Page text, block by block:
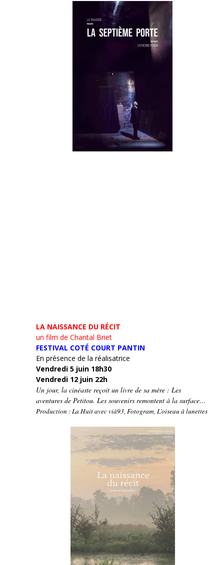
LA NAISSANCE DU RÉCIT
un film de Chantal Briet
FESTIVAL COTÉ COURT PANTIN
En présence de la réalisatrice
Vendredi 5 juin 18h30
Vendredi 12 juin 22h
Un jour, la cinéaste reçoit un livre de sa mère : Les
aventures de Petitou. Les souvenirs remontent à la surface…
Production : La Huit avec vià93, Fotogram, L’oiseau à lunettes